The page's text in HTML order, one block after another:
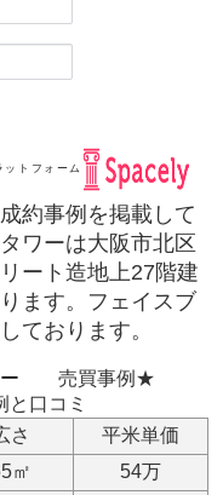
約事例を掲載して
ワーは大阪市北区
ート造地上27階建
ます。フェイスブ
ております。
ー 売買事例★
さ
平米単価
㎡
54万